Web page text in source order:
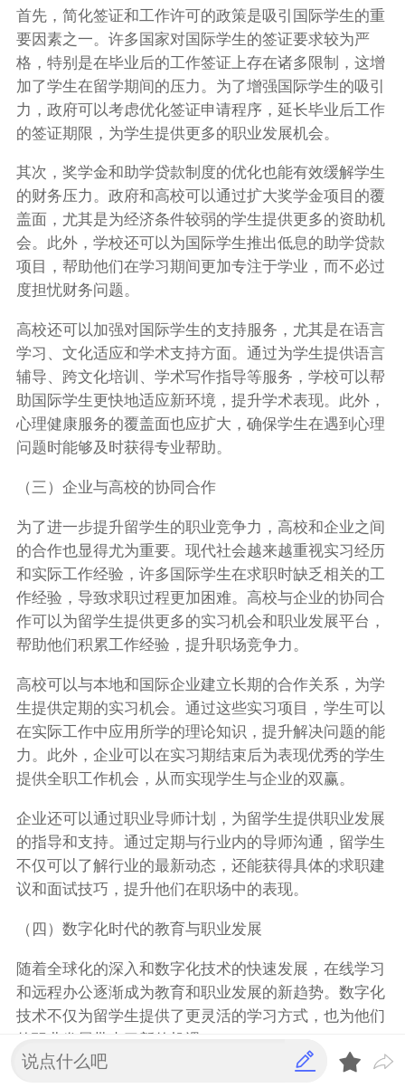
首先，简化签证和工作许可的政策是吸引国际学生的重
要因素之一。许多国家对国际学生的签证要求较为严
格，特别是在毕业后的工作签证上存在诸多限制，这增
加了学生在留学期间的压力。为了增强国际学生的吸引
力，政府可以考虑优化签证申请程序，延长毕业后工作
的签证期限，为学生提供更多的职业发展机会。
其次，奖学金和助学贷款制度的优化也能有效缓解学生
的财务压力。政府和高校可以通过扩大奖学金项目的覆
盖面，尤其是为经济条件较弱的学生提供更多的资助机
会。此外，学校还可以为国际学生推出低息的助学贷款
项目，帮助他们在学习期间更加专注于学业，而不必过
度担忧财务问题。
高校还可以加强对国际学生的支持服务，尤其是在语言
学习、文化适应和学术支持方面。通过为学生提供语言
辅导、跨文化培训、学术写作指导等服务，学校可以帮
助国际学生更快地适应新环境，提升学术表现。此外，
心理健康服务的覆盖面也应扩大，确保学生在遇到心理
问题时能够及时获得专业帮助。
（三）企业与高校的协同合作
为了进一步提升留学生的职业竞争力，高校和企业之间
的合作也显得尤为重要。现代社会越来越重视实习经历
和实际工作经验，许多国际学生在求职时缺乏相关的工
作经验，导致求职过程更加困难。高校与企业的协同合
作可以为留学生提供更多的实习机会和职业发展平台，
帮助他们积累工作经验，提升职场竞争力。
高校可以与本地和国际企业建立长期的合作关系，为学
生提供定期的实习机会。通过这些实习项目，学生可以
在实际工作中应用所学的理论知识，提升解决问题的能
力。此外，企业可以在实习期结束后为表现优秀的学生
提供全职工作机会，从而实现学生与企业的双赢。
企业还可以通过职业导师计划，为留学生提供职业发展
的指导和支持。通过定期与行业内的导师沟通，留学生
不仅可以了解行业的最新动态，还能获得具体的求职建
议和面试技巧，提升他们在职场中的表现。
（四）数字化时代的教育与职业发展
随着全球化的深入和数字化技术的快速发展，在线学习
和远程办公逐渐成为教育和职业发展的新趋势。数字化
技术不仅为留学生提供了更灵活的学习方式，也为他们
的职业发展带来了新的机遇。
在线学习平台的兴起，使得留学生可以更加灵活地安排